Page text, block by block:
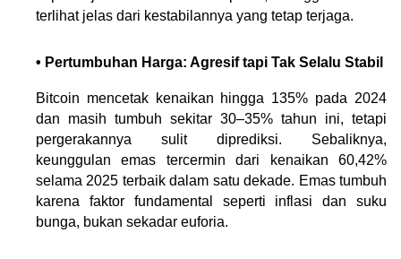
terlihat jelas dari kestabilannya yang tetap terjaga.
• Pertumbuhan Harga: Agresif tapi Tak Selalu Stabil
Bitcoin mencetak kenaikan hingga 135% pada 2024
dan masih tumbuh sekitar 30–35% tahun ini, tetapi
pergerakannya sulit diprediksi. Sebaliknya,
keunggulan emas tercermin dari kenaikan 60,42%
selama 2025 terbaik dalam satu dekade. Emas tumbuh
karena faktor fundamental seperti inflasi dan suku
bunga, bukan sekadar euforia.